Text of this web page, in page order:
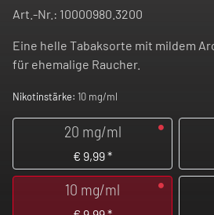
Art.-Nr.: 10000980.3200
Eine helle Tabaksorte mit mildem
für ehemalige Raucher.
Nikotinstärke: 10 mg/ml
20 mg/ml
€ 9,99*
10 mg/ml